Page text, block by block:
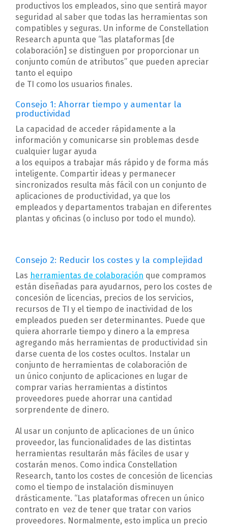
productivos los empleados, sino que sentirá mayor
seguridad al saber que todas las herramientas son
compatibles y seguras. Un informe de Constellation
Research apunta que “las plataformas [de
colaboración] se distinguen por proporcionar un
conjunto común de atributos” que pueden apreciar
tanto el equipo
de TI como los usuarios finales.
Consejo 1: Ahorrar tiempo y aumentar la
productividad
La capacidad de acceder rápidamente a la
información y comunicarse sin problemas desde
cualquier lugar ayuda
a los equipos a trabajar más rápido y de forma más
inteligente. Compartir ideas y permanecer
sincronizados resulta más fácil con un conjunto de
aplicaciones de productividad, ya que los
empleados y departamentos trabajan en diferentes
plantas y oficinas (o incluso por todo el mundo).
Consejo 2: Reducir los costes y la complejidad
Las herramientas de colaboración que compramos
están diseñadas para ayudarnos, pero los costes de
concesión de licencias, precios de los servicios,
recursos de TI y el tiempo de inactividad de los
empleados pueden ser determinantes. Puede que
quiera ahorrarle tiempo y dinero a la empresa
agregando más herramientas de productividad sin
darse cuenta de los costes ocultos. Instalar un
conjunto de herramientas de colaboración de
un único conjunto de aplicaciones en lugar de
comprar varias herramientas a distintos
proveedores puede ahorrar una cantidad
sorprendente de dinero.
Al usar un conjunto de aplicaciones de un único
proveedor, las funcionalidades de las distintas
herramientas resultarán más fáciles de usar y
costarán menos. Como indica Constellation
Research, tanto los costes de concesión de licencias
como el tiempo de instalación disminuyen
drásticamente. “Las plataformas ofrecen un único
contrato en vez de tener que tratar con varios
proveedores. Normalmente, esto implica un precio